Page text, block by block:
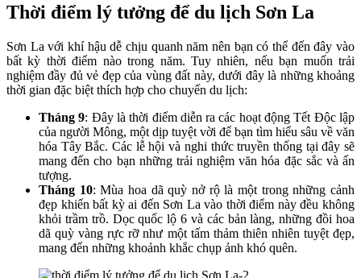
Thời điểm lý tưởng để du lịch Sơn La
Sơn La với khí hậu dễ chịu quanh năm nên bạn có thể đến đây vào
bất kỳ thời điểm nào trong năm. Tuy nhiên, nếu bạn muốn trải
nghiệm đầy đủ vẻ đẹp của vùng đất này, dưới đây là những khoảng
thời gian đặc biệt thích hợp cho chuyến du lịch:
Tháng 9: Đây là thời điểm diễn ra các hoạt động Tết Độc lập
của người Mông, một dịp tuyệt vời để bạn tìm hiểu sâu về văn
hóa Tây Bắc. Các lễ hội và nghi thức truyền thống tại đây sẽ
mang đến cho bạn những trải nghiệm văn hóa đặc sắc và ấn
tượng.
Tháng 10: Mùa hoa dã quỳ nở rộ là một trong những cảnh
đẹp khiến bất kỳ ai đến Sơn La vào thời điểm này đều không
khỏi trầm trồ. Dọc quốc lộ 6 và các bản làng, những đồi hoa
dã quỳ vàng rực rỡ như một tấm thảm thiên nhiên tuyệt đẹp,
mang đến những khoảnh khắc chụp ảnh khó quên.